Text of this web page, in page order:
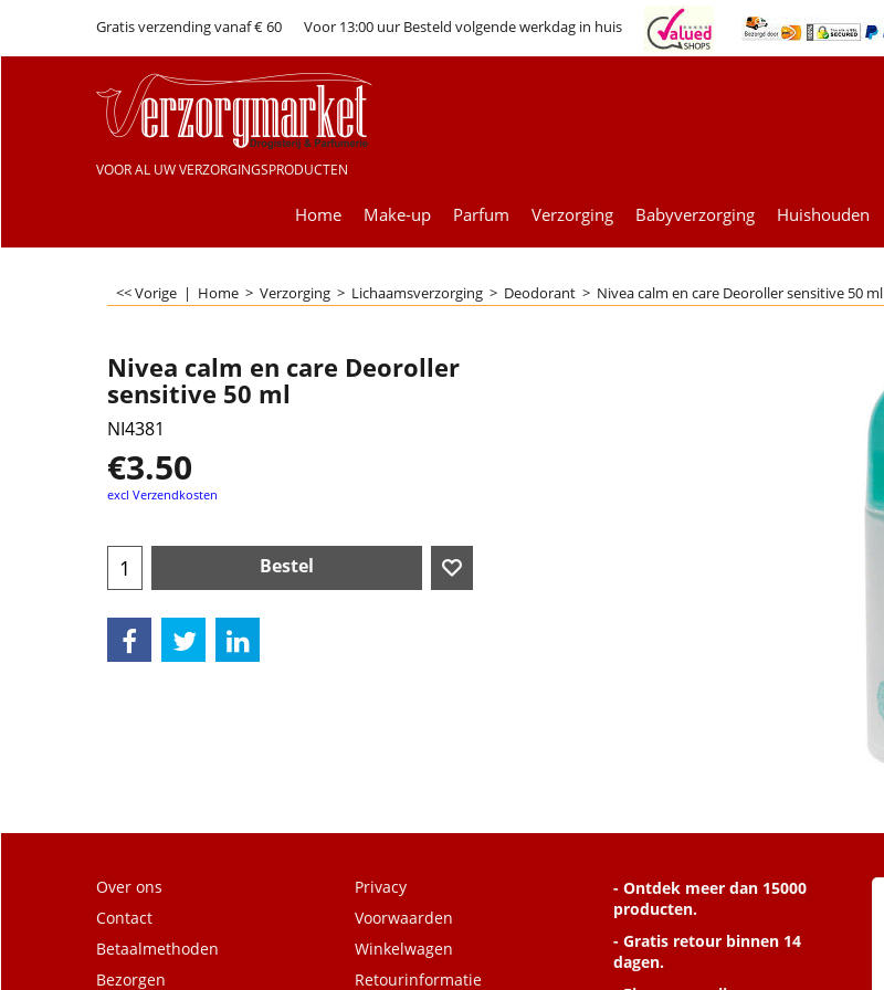
Gratis verzending vanaf € 60 Voor 13:00 uur Besteld volgende werkdag in huis
VOOR AL UW VERZORGINGSPRODUCTEN
Home Make-up Parfum Verzorging Babyverzorging Huishouden
<< Vorige | Home > Verzorging > Lichaamsverzorging > Deodorant > Nivea calm en care Deoroller sensitive 50 ml
Nivea calm en care Deoroller
sensitive 50 ml
NI4381
€3.50
excl Verzendkosten
Bestel
Over ons
Contact
Betaalmethoden
Bezorgen
Privacy
Voorwaarden
Winkelwagen
Retourinformatie
- Ontdek meer dan 15000
producten.
- Gratis retour binnen 14
dagen.